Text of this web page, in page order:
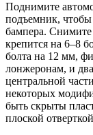
Поднимите
подъемник,
бампера. Снимите
крепится на 6–8
болта на 12 мм,
лонжеронам, и
центральной
некоторых
быть скрыты
плоской